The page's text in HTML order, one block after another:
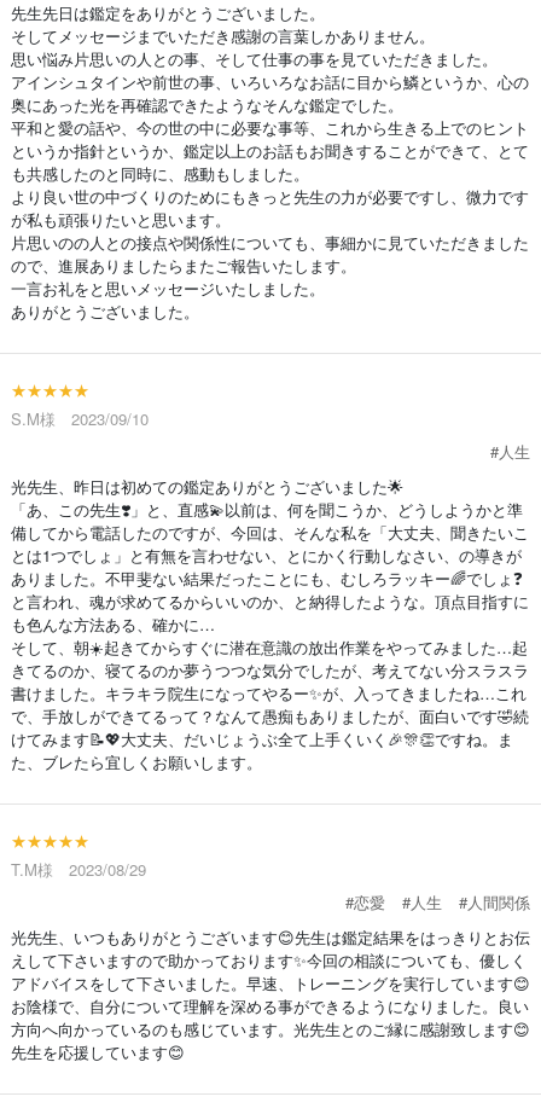
先生先日は鑑定をありがとうございました。
そしてメッセージまでいただき感謝の言葉しかありません。
思い悩み片思いの人との事、そして仕事の事を見ていただきました。
アインシュタインや前世の事、いろいろなお話に目から鱗というか、心の
奥にあった光を再確認できたようなそんな鑑定でした。
平和と愛の話や、今の世の中に必要な事等、これから生きる上でのヒント
というか指針というか、鑑定以上のお話もお聞きすることができて、とて
も共感したのと同時に、感動もしました。
より良い世の中づくりのためにもきっと先生の力が必要ですし、微力です
が私も頑張りたいと思います。
片思いのの人との接点や関係性についても、事細かに見ていただきました
ので、進展ありましたらまたご報告いたします。
一言お礼をと思いメッセージいたしました。
ありがとうございました。
★★★★★
S.M様 2023/09/10
#人生
光先生、昨日は初めての鑑定ありがとうございました🌟
「あ、この先生❣️」と、直感💫以前は、何を聞こうか、どうしようかと準
備してから電話したのですが、今回は、そんな私を「大丈夫、聞きたいこ
とは1つでしょ」と有無を言わせない、とにかく行動しなさい、の導きが
ありました。不甲斐ない結果だったことにも、むしろラッキー🌈でしょ❓
と言われ、魂が求めてるからいいのか、と納得したような。頂点目指すに
も色んな方法ある、確かに…
そして、朝☀️起きてからすぐに潜在意識の放出作業をやってみました…起
きてるのか、寝てるのか夢うつつな気分でしたが、考えてない分スラスラ
書けました。キラキラ院生になってやるー✨が、入ってきましたね…これ
で、手放しができてるって？なんて愚痴もありましたが、面白いです🤣続
けてみます📝💖大丈夫、だいじょうぶ全て上手くいく🎉🎊👏ですね。ま
た、ブレたら宜しくお願いします。
★★★★★
T.M様 2023/08/29
#恋愛
#人生
#人間関係
光先生、いつもありがとうございます😊先生は鑑定結果をはっきりとお伝
えして下さいますので助かっております✨今回の相談についても、優しく
アドバイスをして下さいました。早速、トレーニングを実行しています😊
お陰様で、自分について理解を深める事ができるようになりました。良い
方向へ向かっているのも感じています。光先生とのご縁に感謝致します😊
先生を応援しています😊